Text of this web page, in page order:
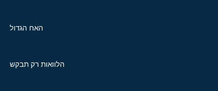
האח הגדול
הלוואות רק תבקש